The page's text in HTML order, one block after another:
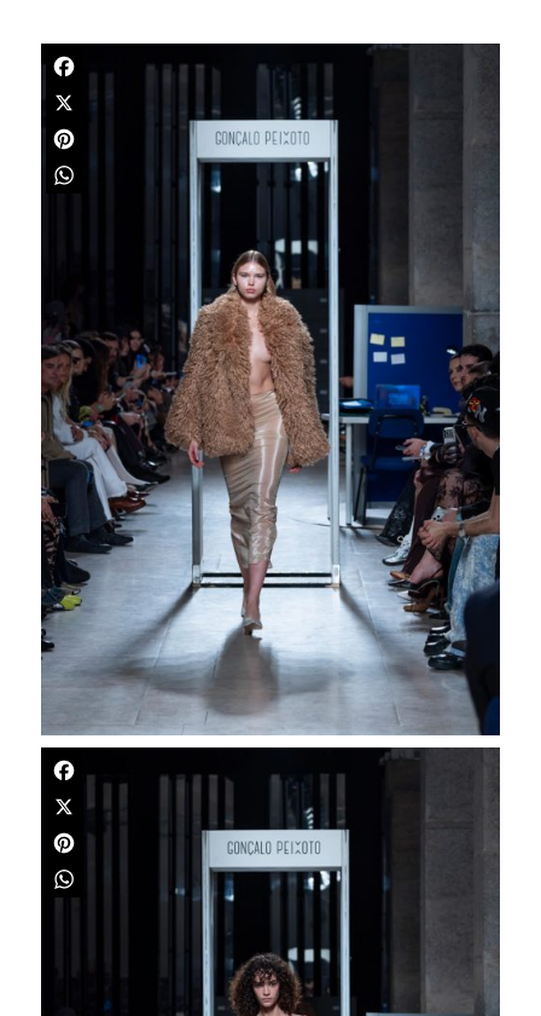
Facebook
X
Pinterest
Facebook
X
Pinterest